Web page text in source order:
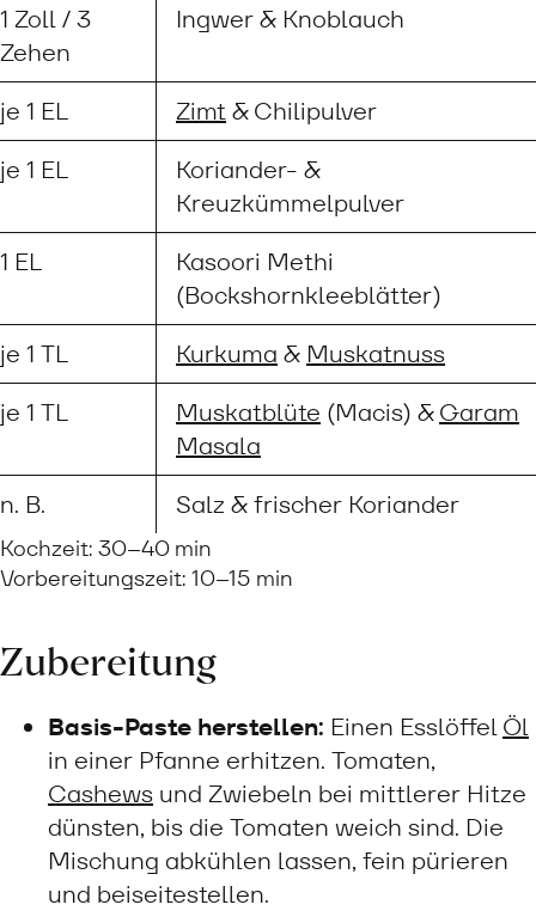
1 Zoll / 3
Zehen
Ingwer & Knoblauch
je 1 EL Zimt& Chilipulver
je 1 EL
Koriander- &
Kreuzkümmelpulver
1 EL
Kasoori Methi
(Bockshornkleeblätter)
je 1 TL
Kurkuma & Muskatnuss
je 1 TL
Muskatblüte (Macis) &Garam
Masala
n. B.
Salz & frischer Koriander
Kochzeit: 30–40 min
Vorbereitungszeit: 10–15 min
Zubereitung
Basis-Paste herstellen: Einen EsslöffelÖl
in einer Pfanne erhitzen. Tomaten,
Cashews und Zwiebeln bei mittlerer Hitze
dünsten, bis die Tomaten weich sind. Die
Mischung abkühlen lassen, fein pürieren
und beiseitestellen.